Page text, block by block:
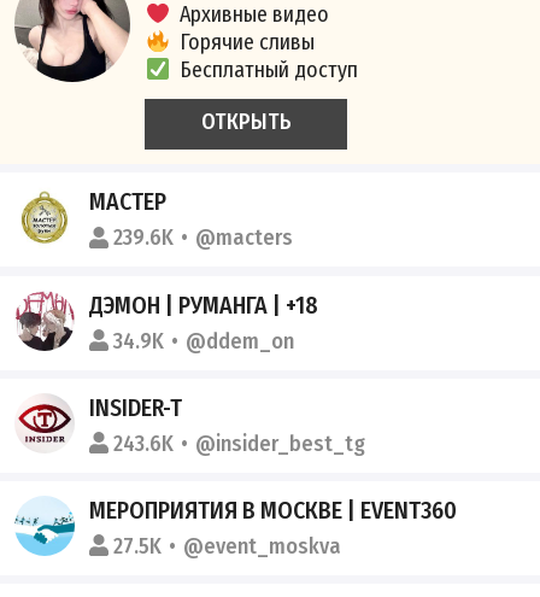
Архивные видео
Горячие сливы
Бесплатный доступ
ОТКРЫТЬ
МАСТЕР
239.6K @macters
ДЭМОН | РУМАНГА | +18
34.9K @ddem_on
INSIDER-T
243.6K @insider_best_tg
МЕРОПРИЯТИЯ В МОСКВЕ | EVENT360
27.5K @event_moskva